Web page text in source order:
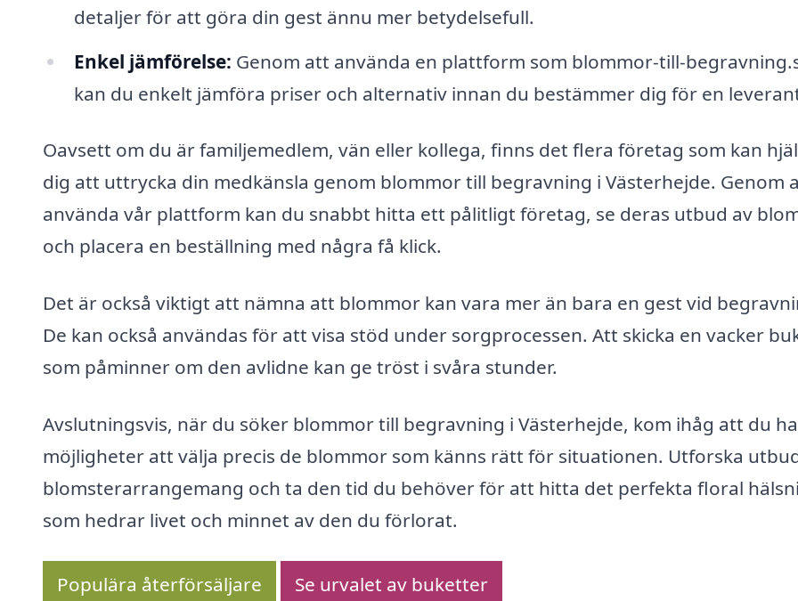
detaljer för att göra din gest ännu mer betydelsefull.
Enkel jämförelse: Genom att använda en plattform som blommor-till-
kan du enkelt jämföra priser och alternativ innan du bestämmer dig för en
Oavsett om du är familjemedlem, vän eller kollega, finns det flera företag som kan
dig att uttrycka din medkänsla genom blommor till begravning i Västerhejde. Genom
använda vår plattform kan du snabbt hitta ett pålitligt företag, se deras utbud av
och placera en beställning med några få klick.
Det är också viktigt att nämna att blommor kan vara mer än bara en gest vid
De kan också användas för att visa stöd under sorgprocessen. Att skicka en vacker
som påminner om den avlidne kan ge tröst i svåra stunder.
Avslutningsvis, när du söker blommor till begravning i Västerhejde, kom ihåg att du
möjligheter att välja precis de blommor som känns rätt för situationen. Utforska
blomsterarrangemang och ta den tid du behöver för att hitta det perfekta floral
som hedrar livet och minnet av den du förlorat.
Populära återförsäljare Se urvalet av buketter